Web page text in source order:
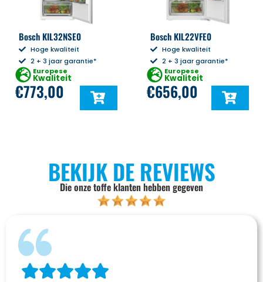
Bosch KIL32NSE0
Hoge kwaliteit
2 + 3 jaar garantie*
Europese
Kwaliteit
€773,00
Bosch KIL22VFE0
Hoge kwaliteit
2 + 3 jaar garantie*
Europese
Kwaliteit
€656,00
BEKIJK DE REVIEWS
Die onze toffe klanten hebben gegeven